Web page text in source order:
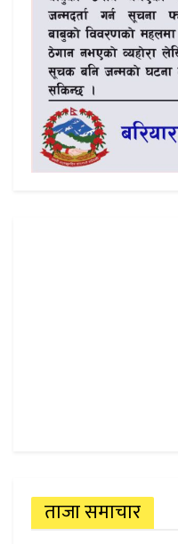
ताजा समाचार